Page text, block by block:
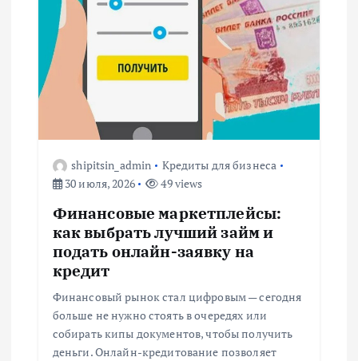
shipitsin_admin
Кредиты для бизнеса
30 июля, 2026
49 views
Финансовые маркетплейсы:
как выбрать лучший займ и
подать онлайн-заявку на
кредит
Финансовый рынок стал цифровым — сегодня
больше не нужно стоять в очередях или
собирать кипы документов, чтобы получить
деньги. Онлайн-кредитование позволяет